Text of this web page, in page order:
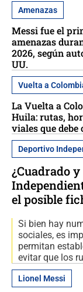
Amenazas
Messi fue el
amenazas
2026, según
UU.
Vuelta a
La Vuelta a
Huila: rutas,
viales que debe
Deportivo
¿Cuadrado
el posible
Si bien hay
sociales, es
permitan
evitar que los
Lionel Messi